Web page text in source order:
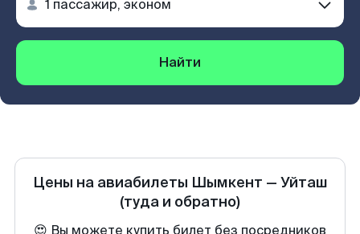
Найти
Цены на авиабилеты Шымкент — Уйташ
(туда и обратно)
😍 Вы можете купить билет без посредников